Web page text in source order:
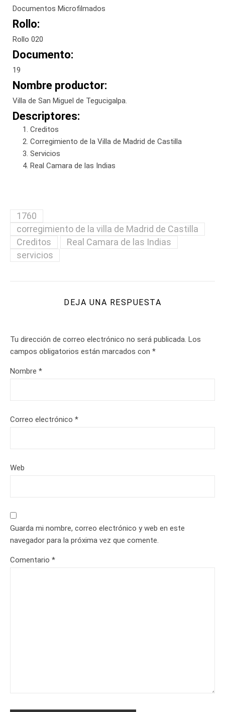
Documentos Microfilmados
Rollo:
Rollo 020
Documento:
19
Nombre productor:
Villa de San Miguel de Tegucigalpa.
Descriptores:
Creditos
Corregimiento de la Villa de Madrid de Castilla
Servicios
Real Camara de las Indias
1760
corregimiento de la villa de Madrid de Castilla
Creditos
Real Camara de las Indias
servicios
DEJA UNA RESPUESTA
Tu dirección de correo electrónico no será publicada. Los
campos obligatorios están marcados con *
Nombre *
Correo electrónico *
Web
Guarda mi nombre, correo electrónico y web en este
navegador para la próxima vez que comente.
Comentario *